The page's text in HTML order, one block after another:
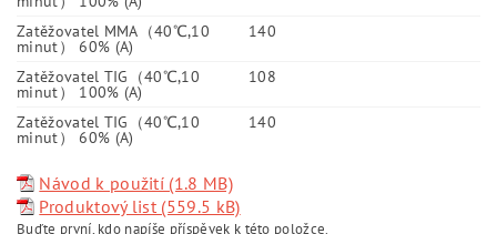
Zatěžovatel MMA（40℃,10
minut） 60% (A)
140
Zatěžovatel TIG（40℃,10
minut） 100% (A)
108
Zatěžovatel TIG（40℃,10
minut） 60% (A)
140
Návod k použití (1.8 MB)
Produktový list (559.5 kB)
Buďte první, kdo napíše příspěvek k této položce.